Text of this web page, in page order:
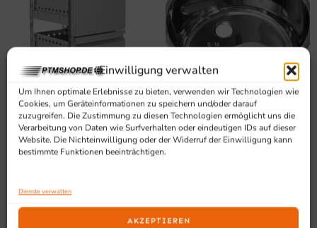
Einwilligung verwalten
Um Ihnen optimale Erlebnisse zu bieten, verwenden wir Technologien wie
Cookies, um Geräteinformationen zu speichern und/oder darauf
zuzugreifen. Die Zustimmung zu diesen Technologien ermöglicht uns die
Verarbeitung von Daten wie Surfverhalten oder eindeutigen IDs auf dieser
Website. Die Nichteinwilligung oder der Widerruf der Einwilligung kann
bestimmte Funktionen beeinträchtigen.
Dienste verwalten
AKZEPTIEREN
SCHUBLADEN UND TÜREN SPÜLBECKEN